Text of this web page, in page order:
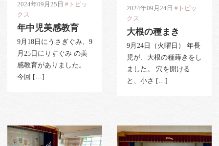
2024年09月25日 #トピッ
クス
年中児美感教育
9月18日にうさぎぐみ、9
月25日にりすぐみ の美
感教育がありました。
今回 […]
2024年09月24日 #トピッ
クス
大根の種まき
9月24日（火曜日） 年長
児が、大根の種蒔きをし
ました。 穴を開ける
と、小さ […]